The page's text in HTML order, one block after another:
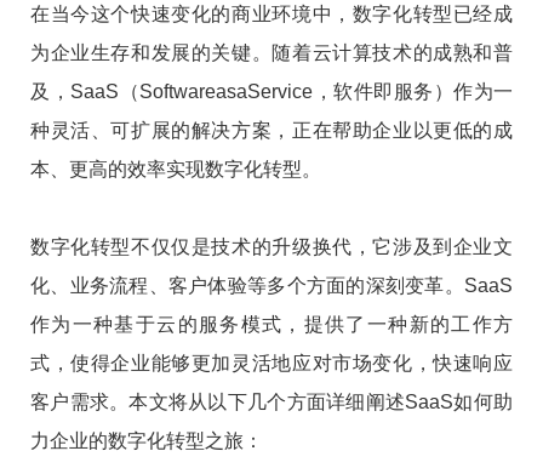
在当今这个快速变化的商业环境中，数字化转型已经成
为企业生存和发展的关键。随着云计算技术的成熟和普
及，SaaS（SoftwareasaService，软件即服务）作为一
种灵活、可扩展的解决方案，正在帮助企业以更低的成
本、更高的效率实现数字化转型。
数字化转型不仅仅是技术的升级换代，它涉及到企业文
化、业务流程、客户体验等多个方面的深刻变革。SaaS
作为一种基于云的服务模式，提供了一种新的工作方
式，使得企业能够更加灵活地应对市场变化，快速响应
客户需求。本文将从以下几个方面详细阐述SaaS如何助
力企业的数字化转型之旅：